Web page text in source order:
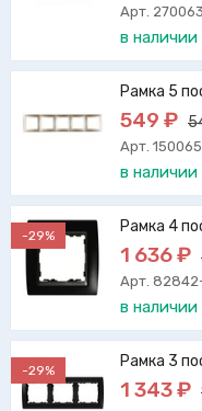
Арт.
в наличии
Рамка 5
549 ₽
Арт.
в наличии
-29% Рамка 4
1 636 ₽
Арт.
в наличии
-29% Рамка 3
1 343 ₽